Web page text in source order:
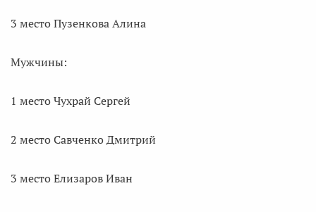
3 место Пузенкова Алина
Мужчины:
1 место Чухрай Сергей
2 место Савченко Дмитрий
3 место Елизаров Иван